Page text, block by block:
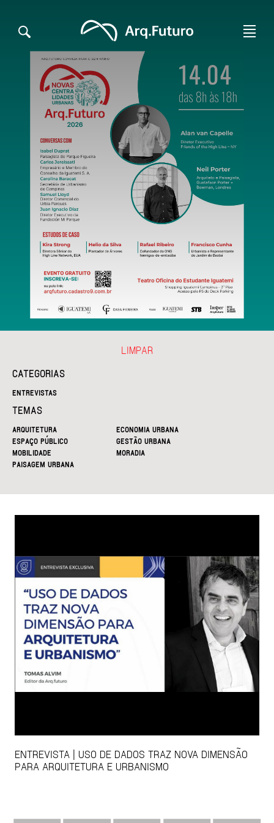
CATEGORIAS
ENTREVISTAS
TEMAS
ARQUITETURA
ECONOMIA URBANA
ESPAÇO PÚBLICO
GESTÃO URBANA
MOBILIDADE
MORADIA
PAISAGEM URBANA
LIMPAR
ENTREVISTA | USO DE DADOS TRAZ NOVA DIMENSÃO
PARA ARQUITETURA E URBANISMO